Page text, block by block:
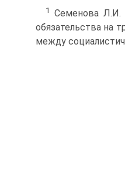
1
Семенова Л.И.
обязательства на
между